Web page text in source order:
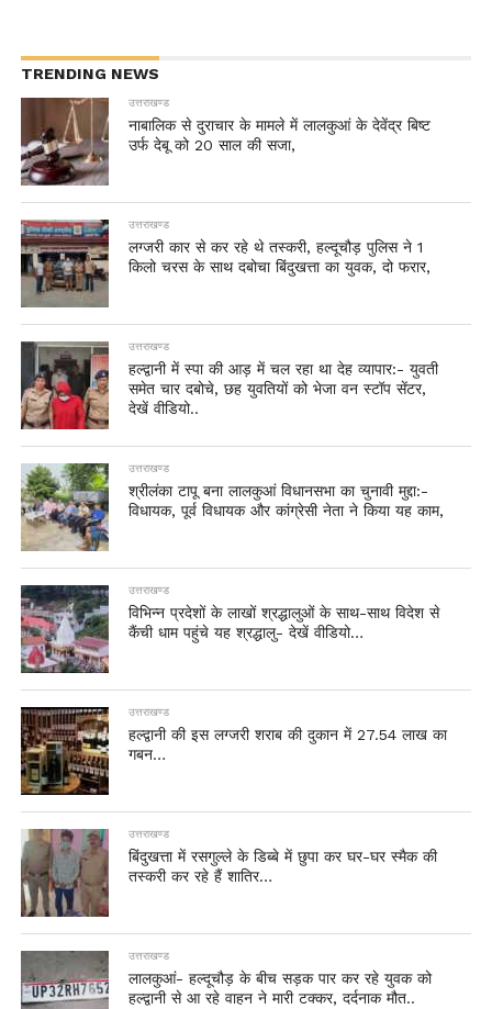
TRENDING NEWS
उत्तराखण्ड
नाबालिक से दुराचार के मामले में लालकुआं के देवेंद्र बिष्ट
उर्फ देबू को 20 साल की सजा,
उत्तराखण्ड
लग्जरी कार से कर रहे थे तस्करी, हल्दूचौड़ पुलिस ने 1
किलो चरस के साथ दबोचा बिंदुखत्ता का युवक, दो फरार,
उत्तराखण्ड
हल्द्वानी में स्पा की आड़ में चल रहा था देह व्यापार:- युवती
समेत चार दबोचे, छह युवतियों को भेजा वन स्टॉप सेंटर,
देखें वीडियो..
उत्तराखण्ड
श्रीलंका टापू बना लालकुआं विधानसभा का चुनावी मुद्दा:-
विधायक, पूर्व विधायक और कांग्रेसी नेता ने किया यह काम,
उत्तराखण्ड
विभिन्न प्रदेशों के लाखों श्रद्धालुओं के साथ-साथ विदेश से
कैंची धाम पहुंचे यह श्रद्धालु- देखें वीडियो…
उत्तराखण्ड
हल्द्वानी की इस लग्जरी शराब की दुकान में 27.54 लाख का
गबन…
उत्तराखण्ड
बिंदुखत्ता में रसगुल्ले के डिब्बे में छुपा कर घर-घर स्मैक की
तस्करी कर रहे हैं शातिर…
उत्तराखण्ड
लालकुआं- हल्दूचौड़ के बीच सड़क पार कर रहे युवक को
हल्द्वानी से आ रहे वाहन ने मारी टक्कर, दर्दनाक मौत..